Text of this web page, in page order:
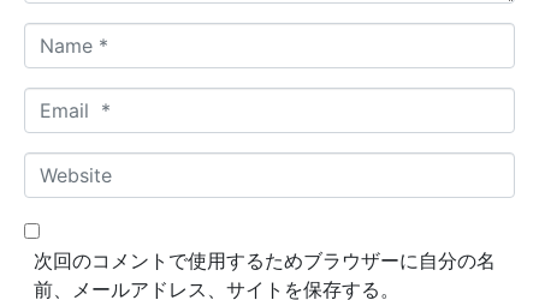
a
m
*
m
a
*
W
e
b
次回のコメントで使用するためブラウザーに自分の名
前、メールアドレス、サイトを保存する。